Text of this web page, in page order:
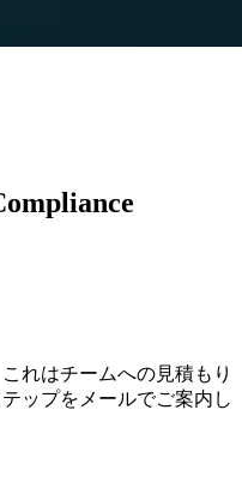
れはチームへの見積もり
ップをメールでご案内し